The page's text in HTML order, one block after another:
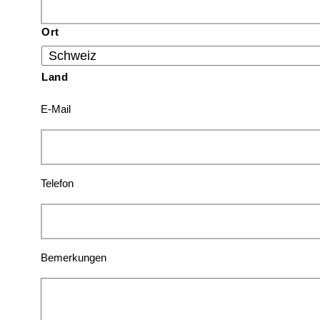
Ort
Land
E-Mail
Telefon
Bemerkungen